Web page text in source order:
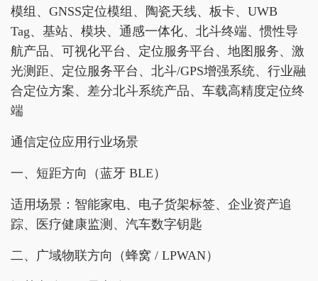
模组、GNSS定位模组、陶瓷天线、板卡、UWB
Tag、基站、模块、通感一体化、北斗终端、惯性导
航产品、可视化平台、定位服务平台、地图服务、激
光测距、定位服务平台、北斗/GPS增强系统、行业融
合定位方案、差分北斗系统产品、车载高精度定位终
端
通信定位应用行业场景
一、短距方向（蓝牙 BLE）
适用场景：智能家电、电子货架标签、企业资产追
踪、医疗健康监测、汽车数字钥匙
二、广域物联方向（蜂窝 / LPWAN）